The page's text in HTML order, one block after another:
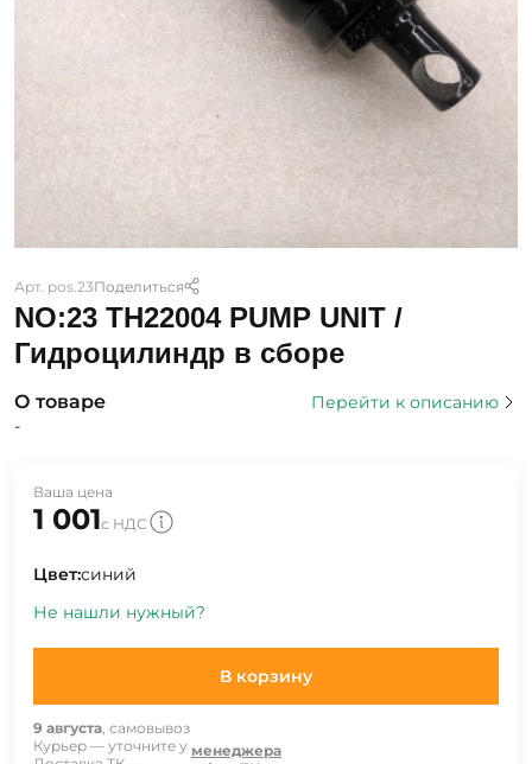
Арт. pos.23Поделиться
NO:23 TH22004 PUMP UNIT /
Гидроцилиндр в сборе
О товаре
Перейти к описанию
-
Ваша цена
1 001с НДС
Цвет:синий
Не нашли нужный?
В корзину
9 августа, самовывоз
Курьер — уточните у менеджера